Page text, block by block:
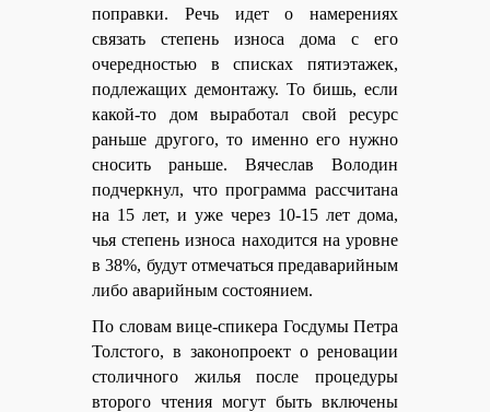
поправки. Речь идет о намерениях
связать степень износа дома с его
очередностью в списках пятиэтажек,
подлежащих демонтажу. То бишь, если
какой-то дом выработал свой ресурс
раньше другого, то именно его нужно
сносить раньше.
Вячеслав Володин
подчеркнул, что программа рассчитана
на 15 лет, и уже через 10-15 лет дома,
чья степень износа находится на уровне
в 38%, будут отмечаться предаварийным
либо аварийным состоянием.
По словам вице-спикера Госдумы Петра
Толстого, в законопроект о реновации
столичного жилья после процедуры
второго чтения могут быть включены